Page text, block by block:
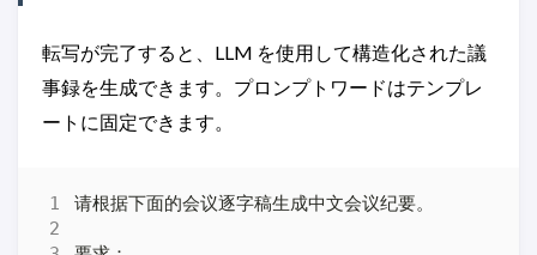
転写が完了すると、LLM を使用して構造化された議
事録を生成できます。プロンプトワードはテンプレ
ートに固定できます。